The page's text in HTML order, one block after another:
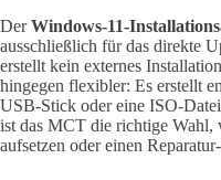
DerWindows-11-
ausschließlich für das direkte
erstellt kein externes
hingegen flexibler: Es erstellt
USB-Stick oder eine ISO-
ist das MCT die richtige Wahl,
aufsetzen oder einen